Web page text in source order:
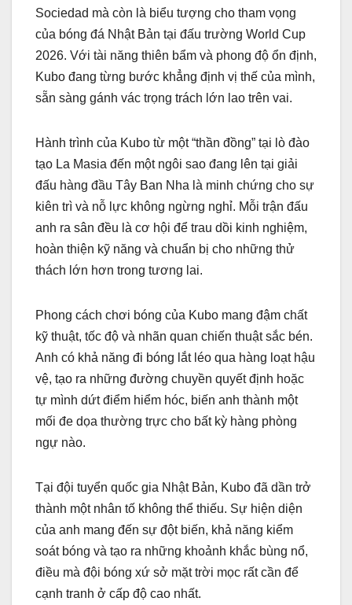
Sociedad mà còn là biểu tượng cho tham vọng
của bóng đá Nhật Bản tại đấu trường World Cup
2026. Với tài năng thiên bẩm và phong độ ổn định,
Kubo đang từng bước khẳng định vị thế của mình,
sẵn sàng gánh vác trọng trách lớn lao trên vai.
Hành trình của Kubo từ một “thần đồng” tại lò đào
tạo La Masia đến một ngôi sao đang lên tại giải
đấu hàng đầu Tây Ban Nha là minh chứng cho sự
kiên trì và nỗ lực không ngừng nghỉ. Mỗi trận đấu
anh ra sân đều là cơ hội để trau dồi kinh nghiệm,
hoàn thiện kỹ năng và chuẩn bị cho những thử
thách lớn hơn trong tương lai.
Phong cách chơi bóng của Kubo mang đậm chất
kỹ thuật, tốc độ và nhãn quan chiến thuật sắc bén.
Anh có khả năng đi bóng lắt léo qua hàng loạt hậu
vệ, tạo ra những đường chuyền quyết định hoặc
tự mình dứt điểm hiểm hóc, biến anh thành một
mối đe dọa thường trực cho bất kỳ hàng phòng
ngự nào.
Tại đội tuyển quốc gia Nhật Bản, Kubo đã dần trở
thành một nhân tố không thể thiếu. Sự hiện diện
của anh mang đến sự đột biến, khả năng kiểm
soát bóng và tạo ra những khoảnh khắc bùng nổ,
điều mà đội bóng xứ sở mặt trời mọc rất cần để
cạnh tranh ở cấp độ cao nhất.